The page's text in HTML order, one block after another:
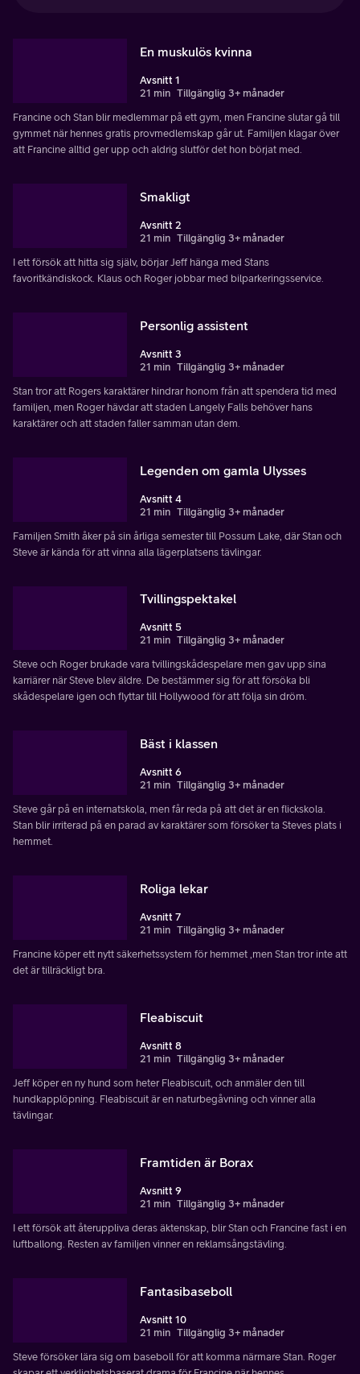
En muskulös kvinna
Avsnitt 1
21 min Tillgänglig 3+ månader
Francine och Stan blir medlemmar på ett gym, men Francine slutar gå till
gymmet när hennes gratis provmedlemskap går ut. Familjen klagar över
att Francine alltid ger upp och aldrig slutför det hon börjat med.
Smakligt
Avsnitt 2
21 min Tillgänglig 3+ månader
I ett försök att hitta sig själv, börjar Jeff hänga med Stans
favoritkändiskock. Klaus och Roger jobbar med bilparkeringsservice.
Personlig assistent
Avsnitt 3
21 min Tillgänglig 3+ månader
Stan tror att Rogers karaktärer hindrar honom från att spendera tid med
familjen, men Roger hävdar att staden Langely Falls behöver hans
karaktärer och att staden faller samman utan dem.
Legenden om gamla Ulysses
Avsnitt 4
21 min Tillgänglig 3+ månader
Familjen Smith åker på sin årliga semester till Possum Lake, där Stan och
Steve är kända för att vinna alla lägerplatsens tävlingar.
Tvillingspektakel
Avsnitt 5
21 min Tillgänglig 3+ månader
Steve och Roger brukade vara tvillingskådespelare men gav upp sina
karriärer när Steve blev äldre. De bestämmer sig för att försöka bli
skådespelare igen och flyttar till Hollywood för att följa sin dröm.
Bäst i klassen
Avsnitt 6
21 min Tillgänglig 3+ månader
Steve går på en internatskola, men får reda på att det är en flickskola.
Stan blir irriterad på en parad av karaktärer som försöker ta Steves plats i
hemmet.
Roliga lekar
Avsnitt 7
21 min Tillgänglig 3+ månader
Francine köper ett nytt säkerhetssystem för hemmet ,men Stan tror inte att
det är tillräckligt bra.
Fleabiscuit
Avsnitt 8
21 min Tillgänglig 3+ månader
Jeff köper en ny hund som heter Fleabiscuit, och anmäler den till
hundkapplöpning. Fleabiscuit är en naturbegåvning och vinner alla
tävlingar.
Framtiden är Borax
Avsnitt 9
21 min Tillgänglig 3+ månader
I ett försök att återuppliva deras äktenskap, blir Stan och Francine fast i en
luftballong. Resten av familjen vinner en reklamsångstävling.
Fantasibaseboll
Avsnitt 10
21 min Tillgänglig 3+ månader
Steve försöker lära sig om baseboll för att komma närmare Stan. Roger